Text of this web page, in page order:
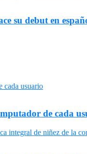
su debut en
de cada